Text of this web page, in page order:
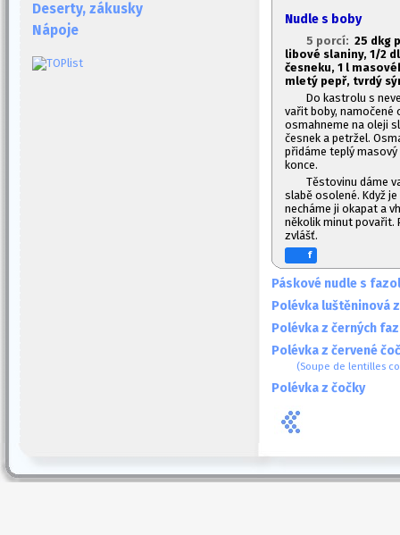
Deserty, zákusky
Nápoje
Nudle s boby
5 porcí: 25 dkg
libové slaniny, 1/2
česneku, 1 l
mletý pepř, tvrdý
Do kastrolu s
vařit boby, namočené
osmahneme na oleji
česnek a petržel.
přidáme teplý
konce.
Těstovinu dáme
slabě osolené. Když
necháme ji okapat a
několik minut povařit.
zvlášť.
f
Páskové nudle s
Polévka luštěninová
Polévka z černých
Polévka z červené
(Soupe de lentilles
Polévka z čočky